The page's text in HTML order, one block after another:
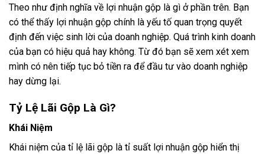
Theo như định nghĩa về lợi nhuận gộp là gì ở phần trên. Bạn
có thể thấy lợi nhuận gộp chính là yếu tố quan trọng quyết
định đến việc sinh lời của doanh nghiệp. Quá trình kinh doanh
của bạn có hiệu quả hay không. Từ đó bạn sẽ xem xét xem
mình có nên tiếp tục bỏ tiền ra để đầu tư vào doanh nghiệp
hay dừng lại.
Tỷ Lệ Lãi Gộp Là Gì?
Khái Niệm
Khái niệm của tỉ lệ lãi gộp là tỉ suất lợi nhuận gộp hiển thị